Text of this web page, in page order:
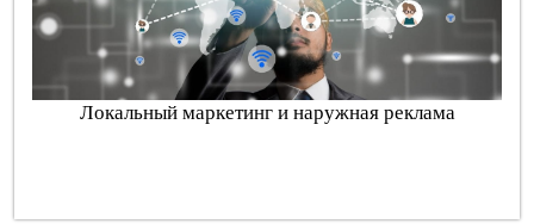
Локальный маркетинг и наружная реклама